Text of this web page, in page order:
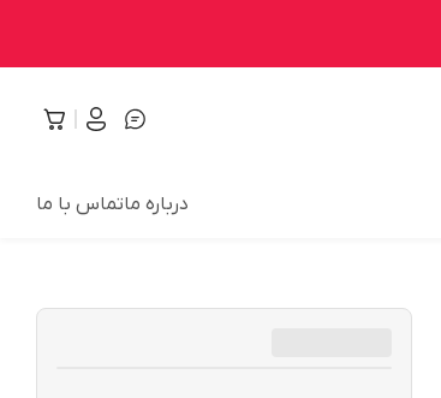
درباره ماتماس با ما